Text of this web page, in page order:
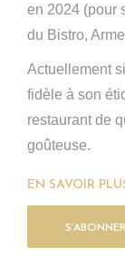
en 2024 (pour
du Bistro,
Actuellement
fidèle à son
restaurant de
goûteuse.
EN SAVOIR